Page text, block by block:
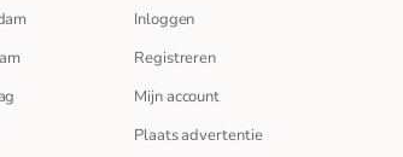
Inloggen
Registreren
Mijn account
Plaats advertentie